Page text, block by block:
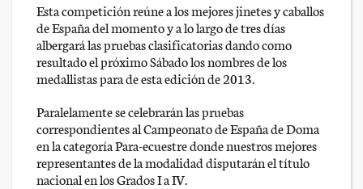
Esta competición reúne a los mejores jinetes y caballos
de España del momento y a lo largo de tres días
albergará las pruebas clasificatorias dando como
resultado el próximo Sábado los nombres de los
medallistas para de esta edición de 2013.
Paralelamente se celebrarán las pruebas
correspondientes al Campeonato de España de Doma
en la categoría Para-ecuestre donde nuestros mejores
representantes de la modalidad disputarán el título
nacional en los Grados I a IV.